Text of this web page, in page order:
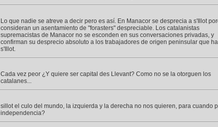
Lo que nadie se atreve a decir pero es así. En Manacor se desprecia a s'Illot
consideran un asentamiento de "forasters" despreciable. Los catalanistas
supremacistas de Manacor no se esconden en sus conversaciones privadas, y
confirman su desprecio absoluto a los trabajadores de origen peninsular que
s'Illot.
Cada vez peor ¿Y quiere ser capital des Llevant? Como no se la otorguen los
catalanes...
sillot el culo del mundo, la izquierda y la derecha no nos quieren, para cuando
independencia?